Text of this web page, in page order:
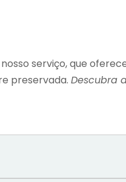
serviço, que
preservada. Descubra